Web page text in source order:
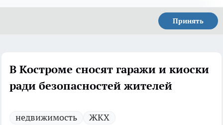
Принять
В Костроме сносят гаражи и киоски
ради безопасностей жителей
недвижимость ЖКХ